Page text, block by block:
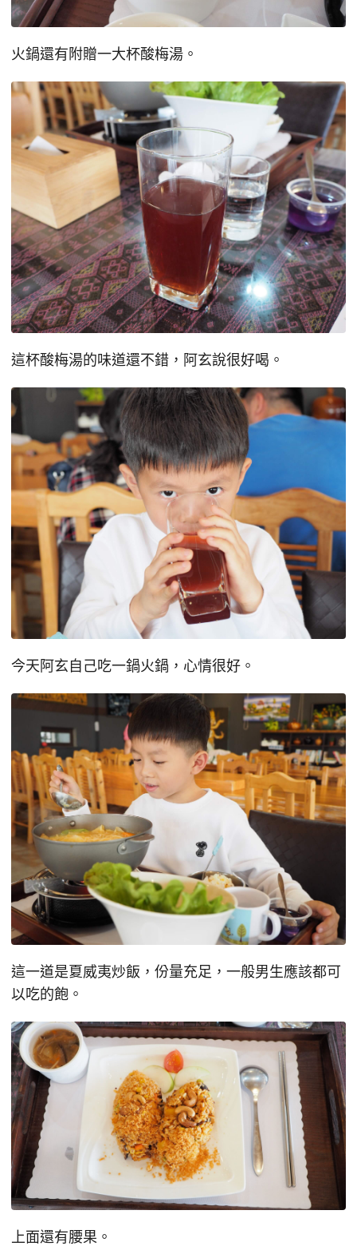
火鍋還有附贈一大杯酸梅湯。
這杯酸梅湯的味道還不錯，阿玄說很好喝。
今天阿玄自己吃一鍋火鍋，心情很好。
這一道是夏威夷炒飯，份量充足，一般男生應該都可
以吃的飽。
上面還有腰果。